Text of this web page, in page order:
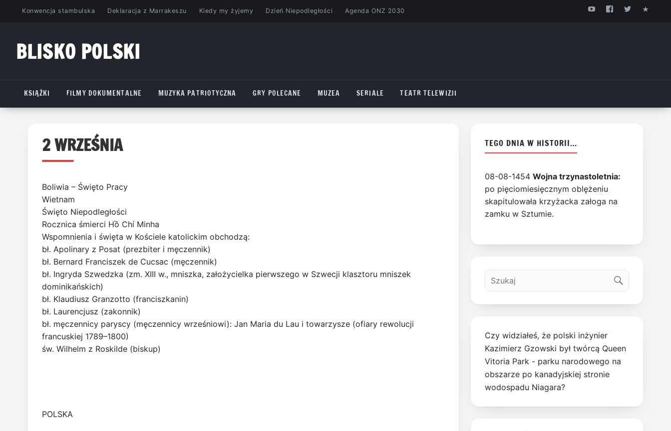
PrzejdźKonwencja stambulska Deklaracja z Marrakeszu Kiedy my żyjemy Dzień Niepodległości Agenda ONZ 2030
BLISKO POLSKI
KSIĄŻKI
FILMY DOKUMENTALNE MUZYKA PATRIOTYCZNA GRY POLECANE MUZEA SERIALE TEATR TELEWIZJI
2 WRZEŚNIA
Boliwia – Święto Pracy
Wietnam
Święto Niepodległości
Rocznica śmierci Hồ Chí Minha
Wspomnienia i święta w Kościele katolickim obchodzą:
bł. Apolinary z Posat (prezbiter i męczennik)
bł. Bernard Franciszek de Cucsac (męczennik)
bł. Ingryda Szwedzka (zm. XIII w., mniszka, założycielka pierwszego w Szwecji klasztoru mniszek
dominikańskich)
bł. Klaudiusz Granzotto (franciszkanin)
bł. Laurencjusz (zakonnik)
bł. męczennicy paryscy (męczennicy wrześniowi): Jan Maria du Lau i towarzysze (ofiary rewolucji
francuskiej 1789–1800)
św. Wilhelm z Roskilde (biskup)
POLSKA
TEGO DNIA W HISTORII…
08-08-1454Wojna trzynastoletnia:
po pięciomiesięcznym oblężeniu
skapitulowała krzyżacka załoga na
zamku w Sztumie.
Czy widziałeś, że polski inżynier
Kazimierz Gzowski był twórcą Queen
Vitoria Park - parku narodowego na
obszarze po kanadyjskiej stronie
wodospadu Niagara?